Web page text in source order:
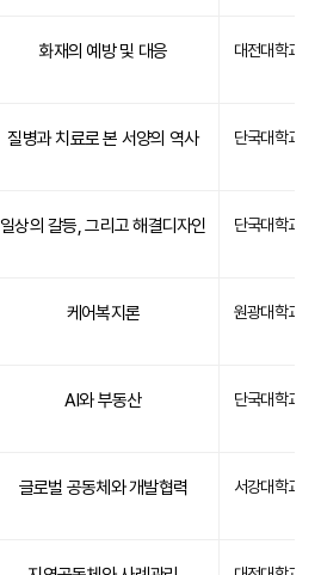
화재의 예방 및 대응 대전대학교
질병과 치료로 본 서양의 역사 단국대학교
일상의 갈등, 그리고 해결디자인 단국대학교
케어복지론 원광대학교
AI와 부동산 단국대학교
글로벌 공동체와 개발협력 서강대학교